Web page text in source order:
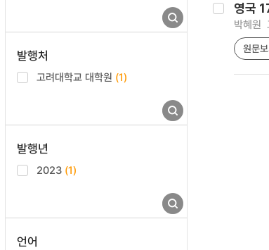
발행처
고려대학교 대학원 (1)
발행년
2023 (1)
언어
영국
박혜원
원문